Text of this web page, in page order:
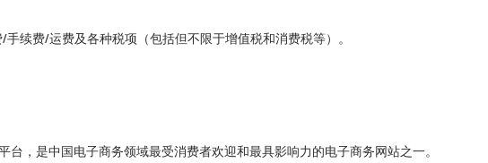
续费/运费及各种税项（包括但不限于增值税和消费税等）。
，是中国电子商务领域最受消费者欢迎和最具影响力的电子商务网站之一。